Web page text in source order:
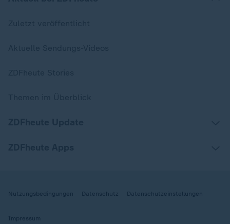
Nutzungsbedingungen Datenschutz Datenschutzeinstellungen
Impressum